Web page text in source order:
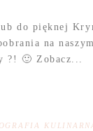
do pięknej
na
?! 🙂 Zobacz...